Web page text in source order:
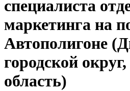
специалиста
маркетинга на
Автополигоне
городской
область)